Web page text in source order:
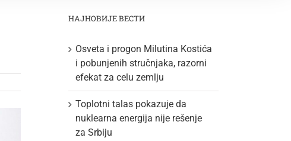
НАЈНОВИЈЕ ВЕСТИ
Osveta i progon Milutina Kostića
i pobunjenih stručnjaka, razorni
efekat za celu zemlju
Toplotni talas pokazuje da
nuklearna energija nije rešenje
za Srbiju